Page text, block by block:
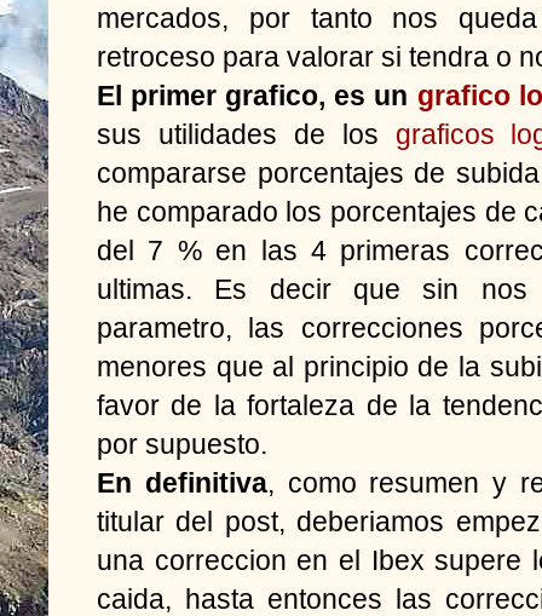
mercados, por tanto nos
retroceso para valorar si tendra o
El primer grafico, es un grafico
sus utilidades de los graficos
compararse porcentajes de
he comparado los porcentajes de
del 7 % en las 4 primeras
ultimas. Es decir que sin nos
parametro, las correcciones
menores que al principio de la
favor de la fortaleza de la
por supuesto.
En definitiva, como resumen y
titular del post, deberiamos
una correccion en el Ibex supere
caida, hasta entonces las